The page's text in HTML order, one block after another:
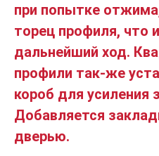
при попытке
торец профиля, что
дальнейший ход.
профили так-же
короб для усиления
Добавляется
дверью.